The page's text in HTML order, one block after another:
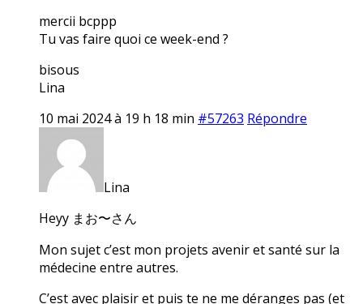
mercii bcppp
Tu vas faire quoi ce week-end ?
bisous
Lina
10 mai 2024 à 19 h 18 min #57263 Répondre
Lina
Heyy まお〜さん
Mon sujet c’est mon projets avenir et santé sur la
médecine entre autres.
C’est avec plaisir et puis te ne me déranges pas (et